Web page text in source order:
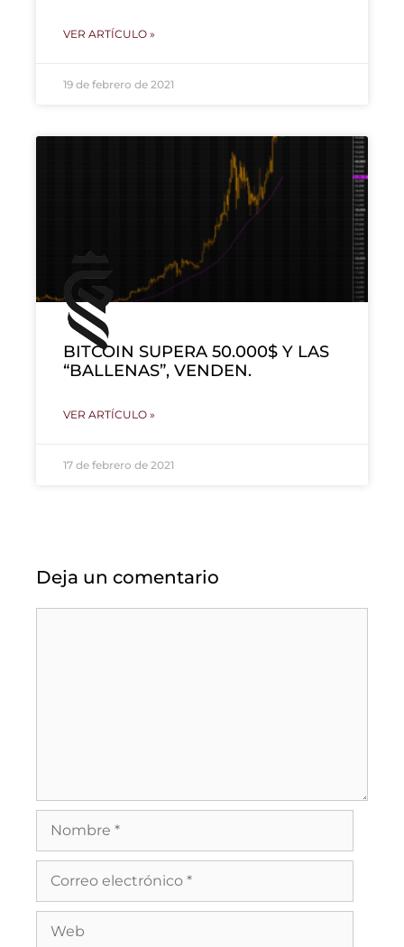
VER ARTÍCULO »
19 de febrero de 2021
BITCOIN SUPERA 50.000$ Y LAS
“BALLENAS”, VENDEN.
VER ARTÍCULO »
17 de febrero de 2021
Deja un comentario